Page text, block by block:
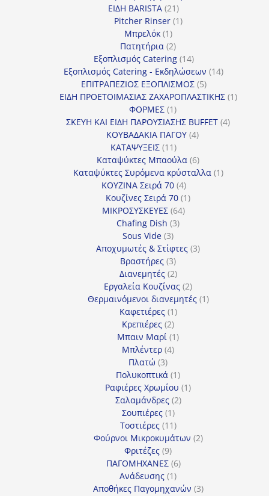
ΕΙΔΗ BARISTA 2121
προϊόντα
Pitcher Rinser 11
Μπρελόκ 11
προϊόν
Πατητήρια 22
προϊόντα
Εξοπλισμός Catering 1414
προϊόντα
Εξοπλισμός Catering - Εκδηλώσεων 1414
ΕΠΙΤΡΑΠΕΖΙΟΣ ΕΞΟΠΛΙΣΜΟΣ 55
προϊόντα
ΕΙΔΗ ΠΡΟΕΤΟΙΜΑΣΙΑΣ ΖΑΧΑΡΟΠΛΑΣΤΙΚΗΣ 11
ΦΟΡΜΕΣ 11
προϊόν
ΣΚΕΥΗ ΚΑΙ ΕΙΔΗ ΠΑΡΟΥΣΙΑΣΗΣ BUFFET 44
ΚΟΥΒΑΔΑΚΙΑ ΠΑΓΟΥ 44
ΚΑΤΑΨΥΞΕΙΣ 1111
προϊόντα
Καταψύκτες Μπαούλα 66
προϊόντα
Καταψύκτες Συρόμενα κρύσταλλα 11
ΚΟΥΖΙΝΑ Σειρά 70 44
προϊόντα
Κουζίνες Σειρά 70 11
ΜΙΚΡΟΣΥΣΚΕΥΕΣ 6464
Chafing Dish 33
Sous Vide 33
προϊόντα
Αποχυμωτές & Στίφτες 33
Βραστήρες 33
προϊόντα
Διανεμητές 22
προϊόντα
Εργαλεία Κουζίνας 22
προϊόντα
Θερμαινόμενοι διανεμητές 11
Καφετιέρες 11
προϊόν
Κρεπιέρες 22
προϊόντα
Μπαιν Μαρί 11
Μπλέντερ 44
Πλατώ 33
προϊόντα
Πολυκοπτικά 11
προϊόν
Ραφιέρες Χρωμίου 11
Σαλαμάνδρες 22
Σουπιέρες 11
προϊόν
Τοστιέρες 1111
προϊόντα
Φούρνοι Μικροκυμάτων 22
Φριτέζες 99
προϊόντα
ΠΑΓΟΜΗΧΑΝΕΣ 66
Ανάδευσης 11
προϊόν
Αποθήκες Παγομηχανών 33